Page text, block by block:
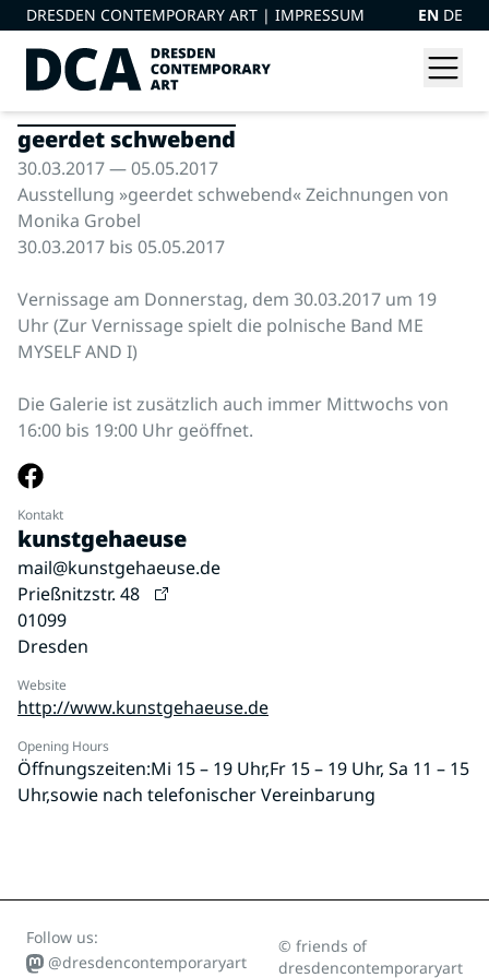
DRESDEN CONTEMPORARY ART | IMPRESSUM EN DE
geerdet schwebend
30.03.2017 — 05.05.2017
Ausstellung »geerdet schwebend« Zeichnungen von
Monika Grobel
30.03.2017 bis 05.05.2017
Vernissage am Donnerstag, dem 30.03.2017 um 19
Uhr (Zur Vernissage spielt die polnische Band ME
MYSELF AND I)
Die Galerie ist zusätzlich auch immer Mittwochs von
16:00 bis 19:00 Uhr geöffnet.
Kontakt
kunstgehaeuse
mail@kunstgehaeuse.de
Prießnitzstr. 48
01099
Dresden
Website
http://www.kunstgehaeuse.de
Opening Hours
Öffnungszeiten:Mi 15 – 19 Uhr,Fr 15 – 19 Uhr, Sa 11 – 15
Uhr,sowie nach telefonischer Vereinbarung
Follow us:
@dresdencontemporaryart
© friends of
dresdencontemporaryart